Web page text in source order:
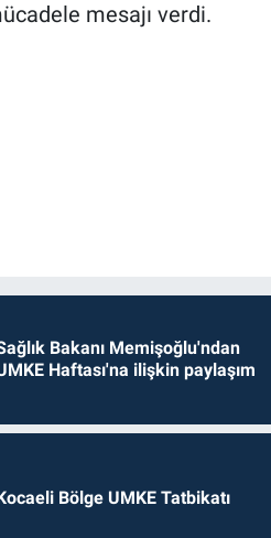
mesajı verdi.
Bakanı Memişoğlu'ndan
Haftası'na ilişkin paylaşım
Bölge UMKE Tatbikatı